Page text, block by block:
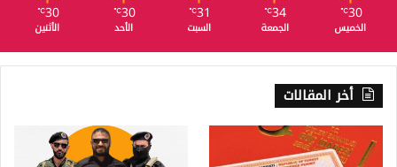
30
℃
الخميس
34
℃
الجمعة
31
℃
السبت
30
℃
الأحد
30
℃
الأثنين
أخر المقالات